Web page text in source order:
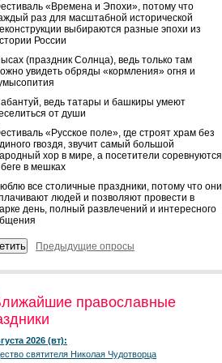
«Времена и Эпохи», потому что
раз для масштабной исторической
выбираются разные эпохи из
России
(праздник Солнца), ведь только там
увидеть обряды «кормления» огня и
ведь татары и башкиры умеют
от души
«Русское поле», где строят храм без
гвоздя, звучит самый большой
хор в мире, а посетители соревнуются
в мешках
все столичные праздники, потому что они
людей и позволяют провести в
день, полный развлечений и интересного
Предыдущие опросы
православные
2026 (вт):
святителя Николая Чудотворца